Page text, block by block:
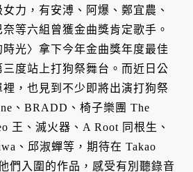
力，有安溥、阿爆、鄭宜農、
等六組曾獲金曲獎肯定歌手。
光〉拿下今年金曲獎年度最佳
度站上打狗祭舞台。而近日公
，也見到不少即將出演打狗祭
、BRADD、椅子樂團 The
王、滅火器、A Root 同根生、
、邱淑蟬等，期待在 Takao
們入圍的作品，感受有別聽錄音